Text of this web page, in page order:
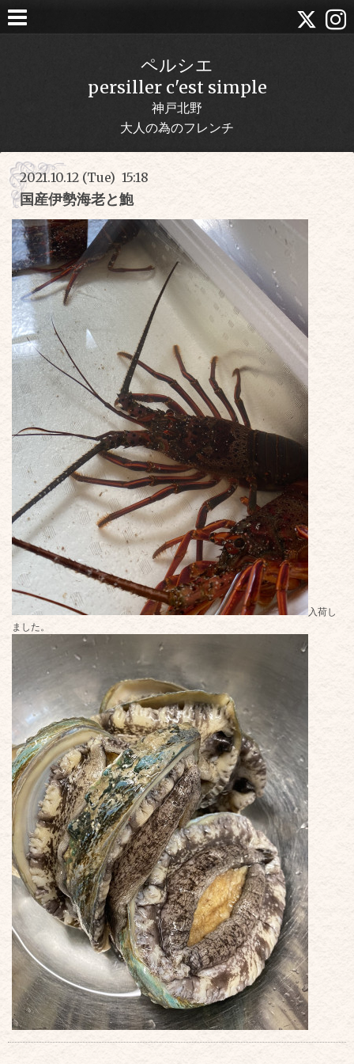
ペルシエ
persiller c'est simple
神戸北野
大人の為のフレンチ
2021.10.12 (Tue) 15:18
国産伊勢海老と鮑
入荷し
ました。